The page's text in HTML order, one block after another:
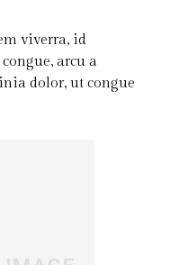
viverra, id
arcu a
dolor, ut congue